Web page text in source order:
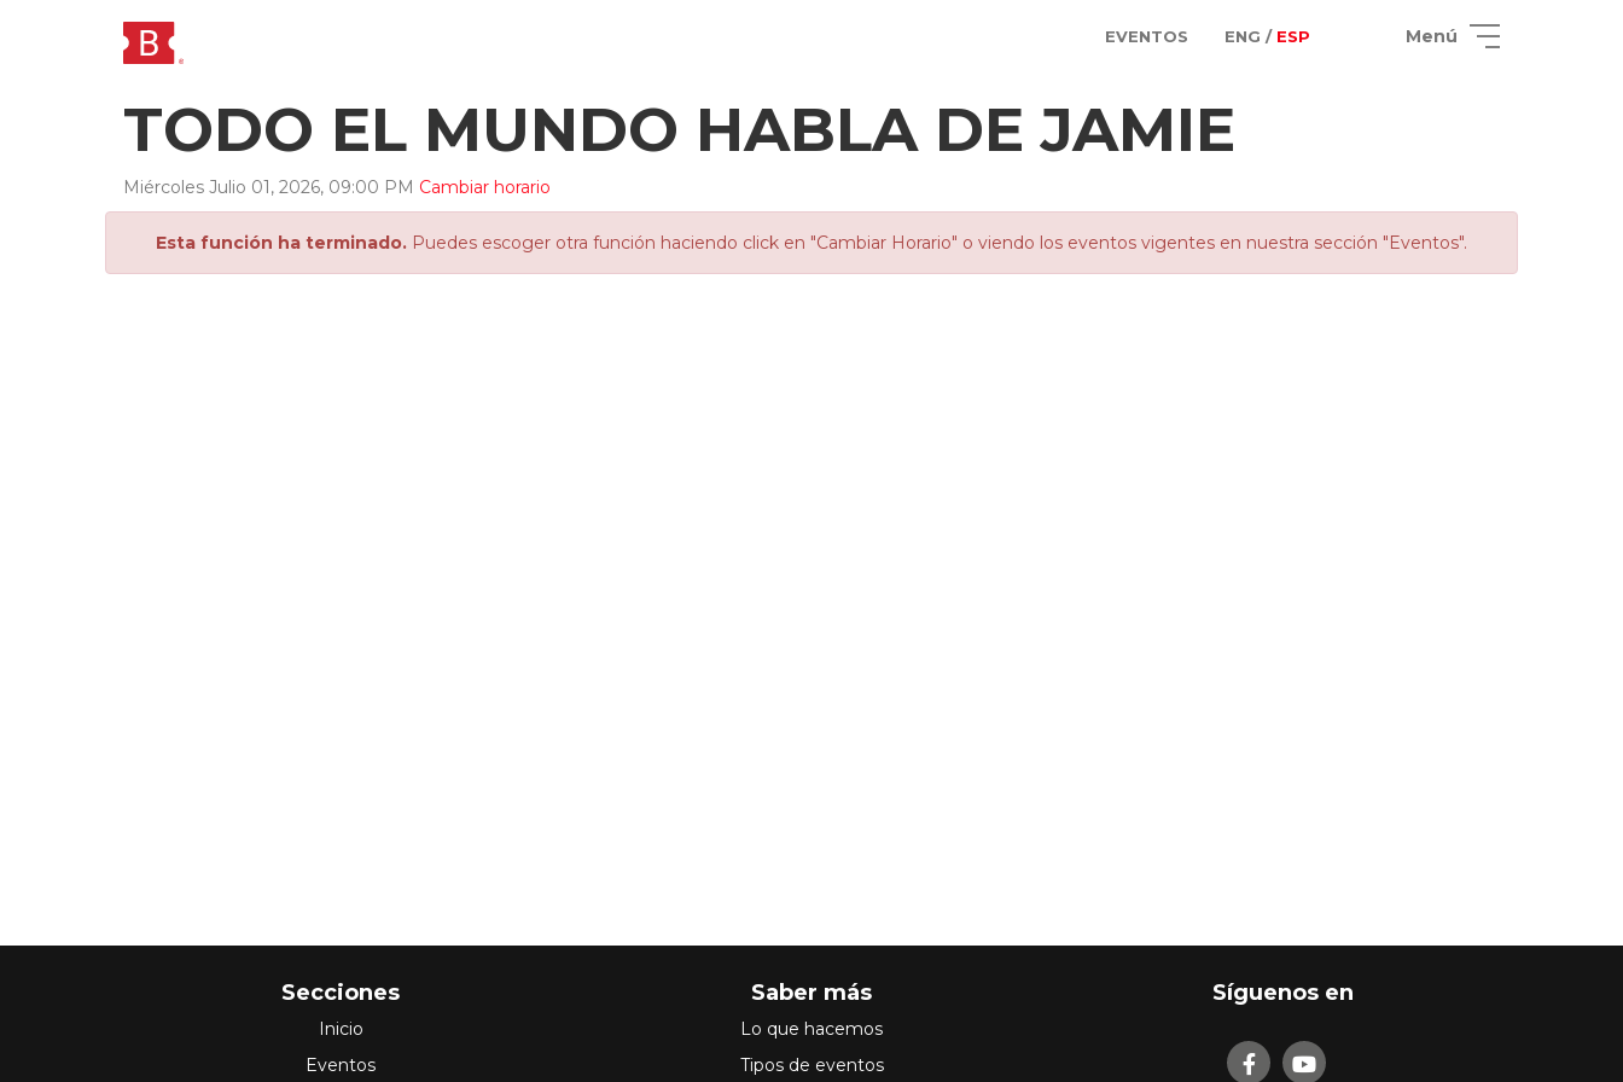
EVENTOS ENG / ESP Menú
TODO EL MUNDO HABLA DE JAMIE
Miércoles Julio 01, 2026, 09:00 PM Cambiar horario
Esta función ha terminado. Puedes escoger otra función haciendo click en "Cambiar Horario" o viendo los eventos vigentes en nuestra sección "Eventos".
Secciones
Inicio
Eventos
Saber más
Lo que hacemos
Tipos de eventos
Síguenos en